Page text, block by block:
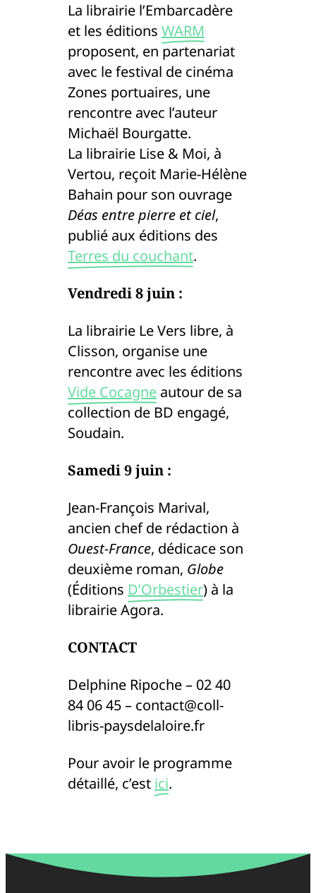
La librairie l’Embarcadère
et les éditions WARM
proposent, en partenariat
avec le festival de cinéma
Zones portuaires, une
rencontre avec l’auteur
Michaël Bourgatte.
La librairie Lise & Moi, à
Vertou, reçoit Marie-Hélène
Bahain pour son ouvrage
Déas entre pierre et ciel,
publié aux éditions des
Terres du couchant.
Vendredi 8 juin :
La librairie Le Vers libre, à
Clisson, organise une
rencontre avec les éditions
Vide Cocagne autour de sa
collection de BD engagé,
Soudain.
Samedi 9 juin :
Jean-François Marival,
ancien chef de rédaction à
Ouest-France, dédicace son
deuxième roman, Globe
(Éditions D’Orbestier) à la
librairie Agora.
CONTACT
Delphine Ripoche – 02 40
84 06 45 – contact@coll-
libris-paysdelaloire.fr
Pour avoir le programme
détaillé, c’est ici.